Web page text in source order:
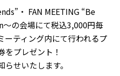
・ FAN MEETING “Be
の会場にて税込3,000円毎
ーティング内にて行われるプ
をプレゼント！
せいたします。